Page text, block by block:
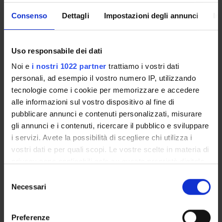
Consenso Dettagli Impostazioni degli annunci
Uso responsabile dei dati
Noi e i nostri 1022 partner trattiamo i vostri dati
personali, ad esempio il vostro numero IP, utilizzando
tecnologie come i cookie per memorizzare e accedere
alle informazioni sul vostro dispositivo al fine di
pubblicare annunci e contenuti personalizzati, misurare
gli annunci e i contenuti, ricercare il pubblico e sviluppare
i servizi. Avete la possibilità di scegliere chi utilizza i
vostri dati e per quali scopi. Le vostre scelte in materia di
modificare o revocare il proprio consenso in qualsiasi
momento dalla Dichiarazione sui cookie o facendo clic
Necessari
Preferenze
Le agenzie letterarie 1 Credits
SSD:M-STO/08
Detail of the Module+
Lettering and typography 2 Credits
SSD:M-STO/08
Detail of the Module+
SSD:SECS-P/08